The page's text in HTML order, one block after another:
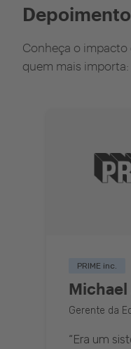
Conheça o
quem mais importa:
PRIME inc.
Michael
Gerente da
“Era um